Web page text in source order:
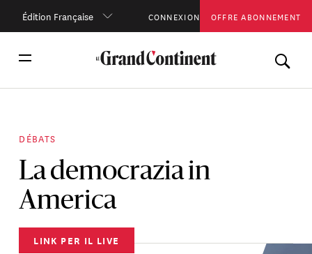
Édition Française CONNEXION OFFRE ABONNEMENT
DÉBATS
La democrazia in
America
LINK PER IL LIVE